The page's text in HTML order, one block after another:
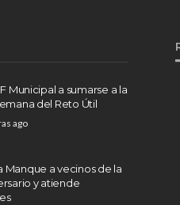
Municipal a sumarse a la
del Reto Útil
ago
Manque a vecinos de la
y atiende